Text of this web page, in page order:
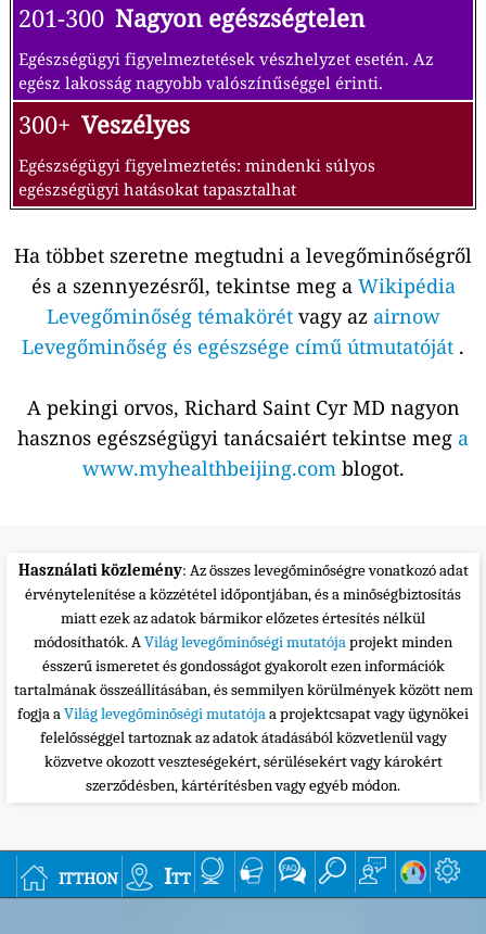
201-300 Nagyon egészségtelen
Egészségügyi figyelmeztetések vészhelyzet esetén. Az
egész lakosság nagyobb valószínűséggel érinti.
300+ Veszélyes
Egészségügyi figyelmeztetés: mindenki súlyos
egészségügyi hatásokat tapasztalhat
Ha többet szeretne megtudni a levegőminőségről
és a szennyezésről, tekintse meg a Wikipédia
Levegőminőség témakörétvagy az airnow
Levegőminőség és egészsége című útmutatóját .
A pekingi orvos, Richard Saint Cyr MD nagyon
hasznos egészségügyi tanácsaiért tekintse meg a
www.myhealthbeijing.comblogot.
Használati közlemény: Az összes levegőminőségre vonatkozó adat
érvénytelenítése a közzététel időpontjában, és a minőségbiztosítás
miatt ezek az adatok bármikor előzetes értesítés nélkül
módosíthatók. AVilág levegőminőségi mutatójaprojekt minden
ésszerű ismeretet és gondosságot gyakorolt ezen információk
tartalmának összeállításában, és semmilyen körülmények között nem
fogja aVilág levegőminőségi mutatójaa projektcsapat vagy ügynökei
felelősséggel tartoznak az adatok átadásából közvetlenül vagy
közvetve okozott veszteségekért, sérülésekért vagy károkért
szerződésben, kártérítésben vagy egyéb módon.
itthon Itt